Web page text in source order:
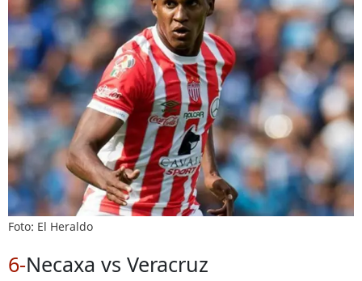
Foto: El Heraldo
6-Necaxa vs Veracruz